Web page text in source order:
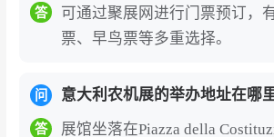
答
可通过聚展网进行门票预订，
票、早鸟票等多重选择。
问 意大利农机展的举办地址在哪里
答
展馆坐落在Piazza della